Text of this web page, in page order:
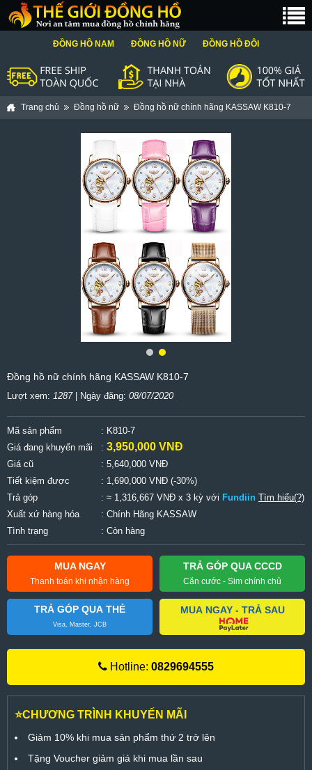
ĐỒNG HỒ NAM ĐỒNG HỒ NỮ ĐỒNG HỒ ĐÔI
Trang chủ Đồng hồ nữ Đồng hồ nữ chính hãng KASSAW K810-7
Đồng hồ nữ chính hãng KASSAW K810-7
Lượt xem: 1287| Ngày đăng: 08/07/2020
Mã sản phẩm
: K810-7
Giá đang khuyến mãi
: 3,950,000 VNĐ
Giá cũ : 5,640,000 VNĐ
Tiết kiệm được
: 1,690,000 VNĐ (-30%)
Trả góp
: ≈ 1,316,667 VNĐ x 3 kỳ với Fundiin Tìm hiểu(?)
Xuất xứ hàng hóa
: Chính Hãng KASSAW
Tình trạng
: Còn hàng
MUA NGAY
Thanh toán khi nhận hàng
TRẢ GÓP QUA CCCD
Căn cước - Sim chính chủ
TRẢ GÓP QUA THẺ
Visa, Master, JCB
MUA NGAY - TRẢ SAU
Hotline: 0829694555
⭐CHƯƠNG TRÌNH KHUYẾN MÃI
Giảm 10% khi mua sản phẩm thứ 2 trở lên
Tặng Voucher giảm giá khi mua lần sau